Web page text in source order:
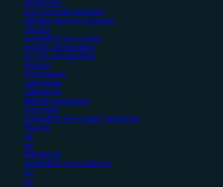
arbetskläder
övrig personlig utrustning
tillbehör personlig utrustning
Visa fler
underhåll & servicedelar
profil & presentartiklar
profil & presentartiklar
leksaker
första hjälpen
vattenskoter
vattenskoter
tillbehör vattenskoter
flytbryggor
underhåll & servicedelar vattenskoter
Visa fler
atv
atv
tillbehör atv
underhåll & servicedelar atv
utv
utv